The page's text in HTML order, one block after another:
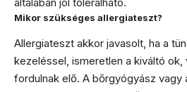
általában jól tolerálható.
Mikor szükséges allergiateszt?
Allergiateszt akkor javasolt, ha a
kezeléssel, ismeretlen a kiváltó
fordulnak elő. A bőrgyógyász vagy